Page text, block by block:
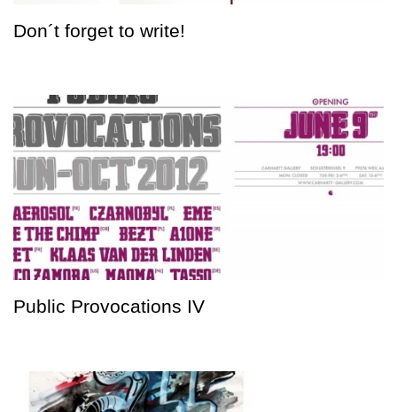
Don´t forget to write!
Public Provocations IV